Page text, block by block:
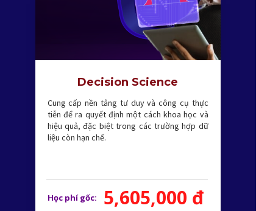
Cung cấp nền tảng tư duy và công cụ thực
tiễn để ra quyết định một cách khoa học và
hiệu quả, đặc biệt trong các trường hợp dữ
liệu còn hạn chế.
Decision Science
Học phí gốc: 5,605,000 đ